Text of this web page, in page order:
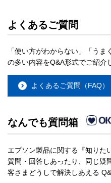
よくあるご質問
「使い方がわからない」「う
の多い内容をQ&A形式でご紹介
よくあるご質問（FAQ）
なんでも質問箱
エプソン製品に関する『知りた
質問・回答しあったり、同じ疑
客さまどうしで解決しあえる